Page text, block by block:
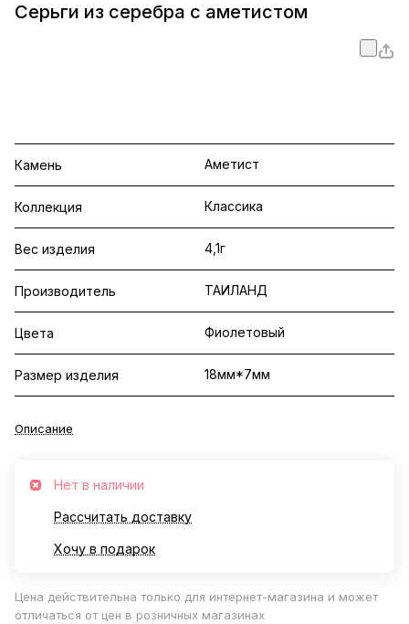
Серьги из серебра с аметистом
Камень Аметист
Коллекция Классика
Вес изделия 4,1г
Производитель ТАИЛАНД
Цвета Фиолетовый
Размер изделия 18мм*7мм
Описание
Нет в наличии
Рассчитать доставку
Хочу в подарок
Цена действительна только для интернет-магазина и может
отличаться от цен в розничных магазинах